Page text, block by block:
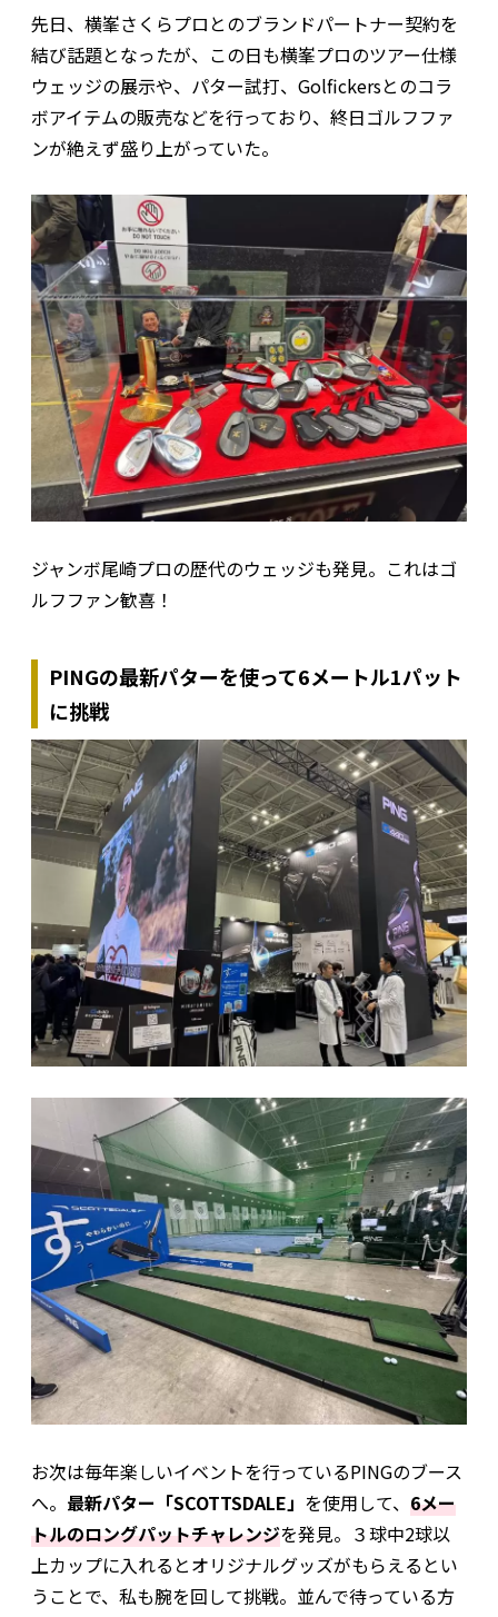
先日、横峯さくらプロとのブランドパートナー契約を
結び話題となったが、この日も横峯プロのツアー仕様
ウェッジの展示や、パター試打、Golfickersとのコラ
ボアイテムの販売などを行っており、終日ゴルフファ
ンが絶えず盛り上がっていた。
ジャンボ尾崎プロの歴代のウェッジも発見。これはゴ
ルフファン歓喜！
PINGの最新パターを使って6メートル1パット
に挑戦
お次は毎年楽しいイベントを行っているPINGのブース
へ。 最新パター「SCOTTSDALE」 を使用して、 6メー
トルのロングパットチャレンジを発見。３球中2球以
上カップに入れるとオリジナルグッズがもらえるとい
うことで、私も腕を回して挑戦。並んで待っている方